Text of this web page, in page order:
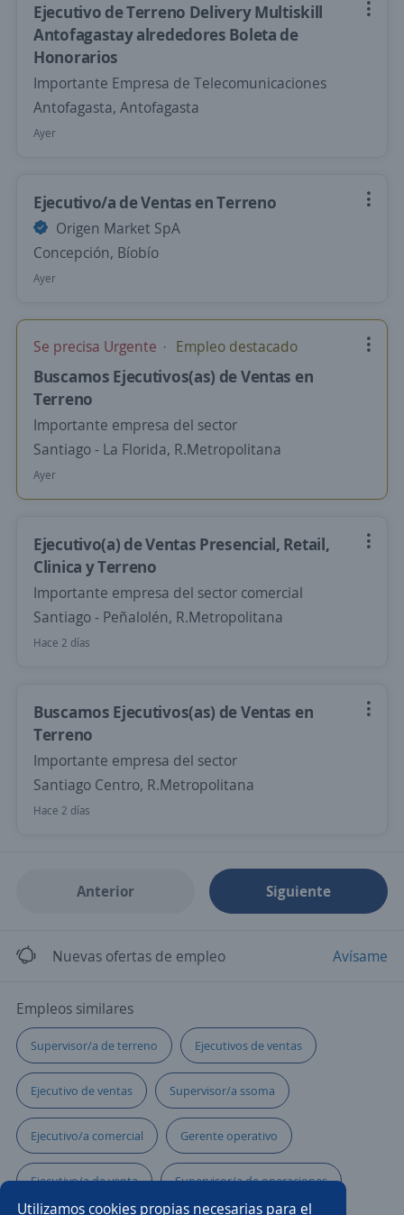
Utilizamos cookies propias necesarias para el
Ejecutivo de Terreno Delivery Multiskill
Antofagastay alrededores Boleta de
Honorarios
Importante Empresa de Telecomunicaciones
Antofagasta, Antofagasta
Ayer
Ejecutivo/a de Ventas en Terreno
Origen Market SpA
Concepción, Bíobío
Ayer
Se precisa Urgente Empleo destacado
Buscamos Ejecutivos(as) de Ventas en
Terreno
Importante empresa del sector
Santiago - La Florida, R.Metropolitana
Ayer
Ejecutivo(a) de Ventas Presencial, Retail,
Clinica y Terreno
Importante empresa del sector comercial
Santiago - Peñalolén, R.Metropolitana
Hace 2 días
Buscamos Ejecutivos(as) de Ventas en
Terreno
Importante empresa del sector
Santiago Centro, R.Metropolitana
Hace 2 días
Anterior Siguiente
Nuevas ofertas de empleo Avísame
Empleos similares
Supervisor/a de terreno Ejecutivos de ventas
Ejecutivo de ventas Supervisor/a ssoma
Ejecutivo/a comercial Gerente operativo
Ejecutivo/a de venta Supervisor/a de operaciones